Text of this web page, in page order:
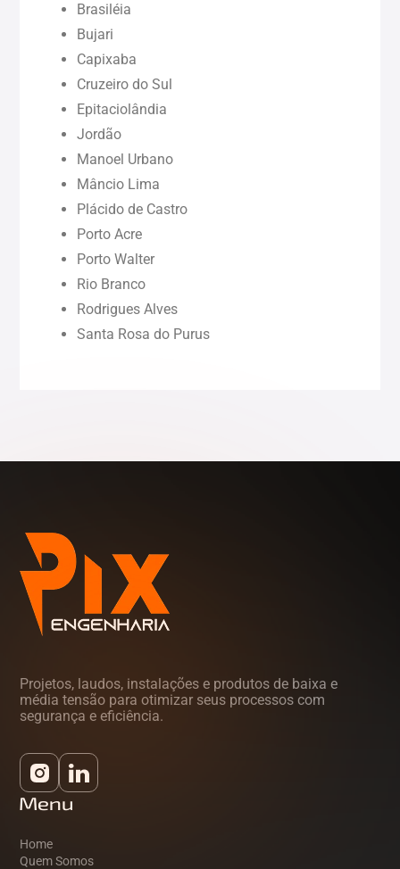
Paraíba (PB)
Piauí (PI)
Rondônia (RO)
Roraima (RR)
Brasiléia
Bujari
Capixaba
Cruzeiro do Sul
Epitaciolândia
Jordão
Manoel Urbano
Mâncio Lima
Plácido de Castro
Porto Acre
Porto Walter
Rio Branco
Rodrigues Alves
Santa Rosa do Purus
Projetos, laudos, instalações e produtos de baixa e
média tensão para otimizar seus processos com
segurança e eficiência.
Menu
Home
Quem Somos